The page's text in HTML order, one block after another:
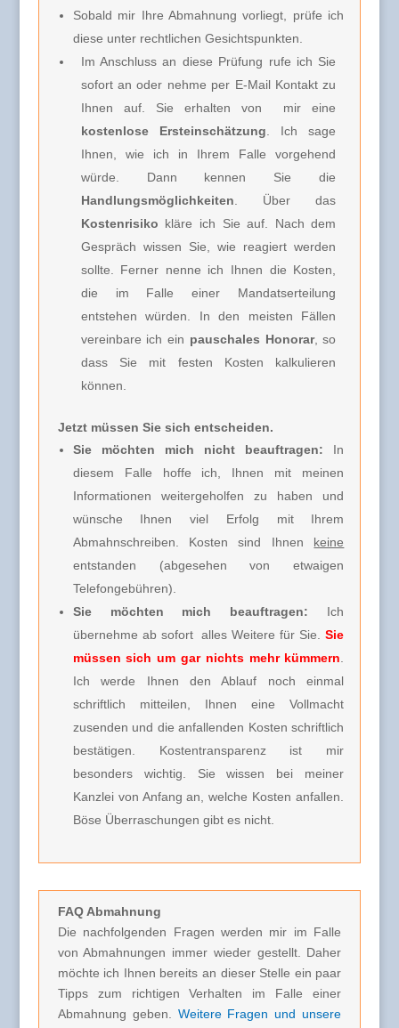
Sobald mir Ihre Abmahnung vorliegt, prüfe ich
diese unter rechtlichen Gesichtspunkten.
Im Anschluss an diese Prüfung rufe ich Sie
sofort an oder nehme per E-Mail Kontakt zu
Ihnen auf. Sie erhalten von
mir eine
kostenlose Ersteinschätzung . Ich sage
Ihnen, wie ich in Ihrem Falle vorgehend
würde. Dann kennen Sie die
Handlungsmöglichkeiten . Über das
Kostenrisiko kläre ich Sie auf. Nach dem
Gespräch wissen Sie, wie reagiert werden
sollte. Ferner nenne ich Ihnen die Kosten,
die im Falle einer Mandatserteilung
entstehen würden. In den meisten Fällen
vereinbare ich ein pauschales Honorar, so
dass Sie mit festen Kosten kalkulieren
können.
Jetzt müssen Sie sich entscheiden.
Sie möchten mich nicht beauftragen: In
diesem Falle hoffe ich, Ihnen mit meinen
Informationen weitergeholfen zu haben und
wünsche Ihnen viel Erfolg mit Ihrem
Abmahnschreiben. Kosten sind Ihnen keine
entstanden (abgesehen von etwaigen
Telefongebühren).
Sie möchten mich beauftragen: Ich
übernehme ab sofort alles Weitere für Sie.Sie
müssen sich um gar nichts mehr kümmern
Ich werde Ihnen den Ablauf noch einmal
schriftlich mitteilen, Ihnen eine Vollmacht
zusenden und die anfallenden Kosten schriftlich
bestätigen. Kostentransparenz ist mir
besonders wichtig. Sie wissen bei meiner
Kanzlei von Anfang an, welche Kosten anfallen.
Böse Überraschungen gibt es nicht.
FAQ Abmahnung
Die nachfolgenden Fragen werden mir im Falle
von Abmahnungen immer wieder gestellt. Daher
möchte ich Ihnen bereits an dieser Stelle ein paar
Tipps zum richtigen Verhalten im Falle einer
Abmahnung geben. Weitere Fragen und unsere